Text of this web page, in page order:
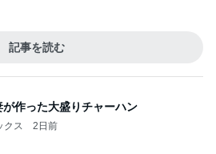
記事を読む
が作った大盛りチャーハン
クス 2日前